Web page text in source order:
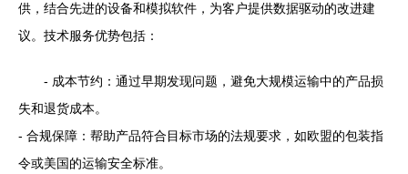
供，结合先进的设备和模拟软件，为客户提供数据驱动的改进建
议。技术服务优势包括：
- 成本节约：通过早期发现问题，避免大规模运输中的产品损
失和退货成本。
- 合规保障：帮助产品符合目标市场的法规要求，如欧盟的包装指
令或美国的运输安全标准。